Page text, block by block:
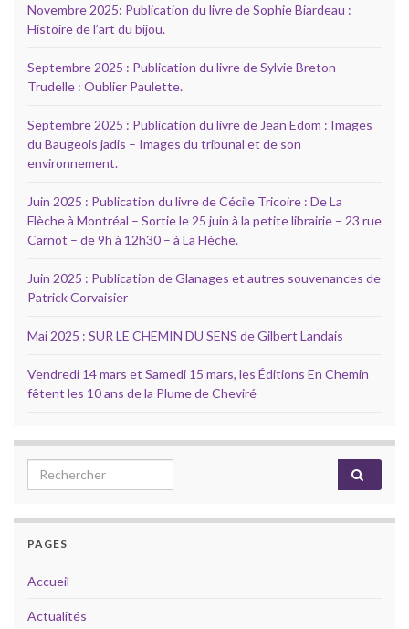
Novembre 2025: Publication du livre de Sophie Biardeau :
Histoire de l’art du bijou.
Septembre 2025 : Publication du livre de Sylvie Breton-
Trudelle : Oublier Paulette.
Septembre 2025 : Publication du livre de Jean Edom : Images
du Baugeois jadis – Images du tribunal et de son
environnement.
Juin 2025 : Publication du livre de Cécile Tricoire : De La
Flèche à Montréal – Sortie le 25 juin à la petite librairie – 23 rue
Carnot – de 9h à 12h30 – à La Flèche.
Juin 2025 : Publication de Glanages et autres souvenances de
Patrick Corvaisier
Mai 2025 : SUR LE CHEMIN DU SENS de Gilbert Landais
Vendredi 14 mars et Samedi 15 mars, les Éditions En Chemin
fêtent les 10 ans de la Plume de Cheviré
Search for:
PAGES
Accueil
Actualités